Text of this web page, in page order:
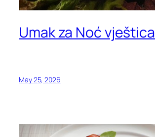
Umak za Noć vještica
May 25, 2026